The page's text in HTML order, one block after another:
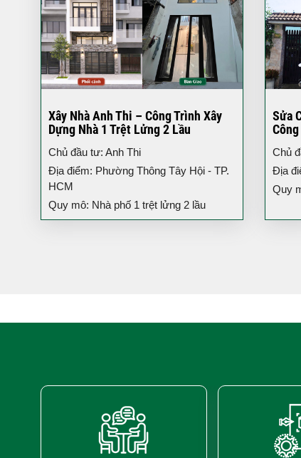
Xây Nhà Anh Thi – Công Trình Xây
Dựng Nhà 1 Trệt Lửng 2 Lầu
Chủ đầu tư: Anh Thi
Địa điểm: Phường Thông Tây Hội - TP.
HCM
Quy mô: Nhà phố 1 trệt lửng 2 lầu
Sửa
Chủ
Địa
Quy